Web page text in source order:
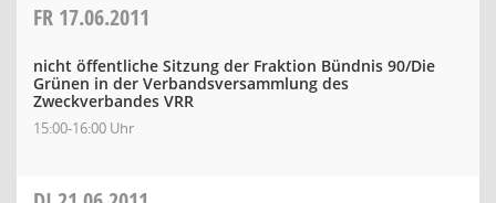
FR 17.06.2011
nicht öffentliche Sitzung der Fraktion Bündnis 90/Die
Grünen in der Verbandsversammlung des
Zweckverbandes VRR
15:00-16:00 Uhr